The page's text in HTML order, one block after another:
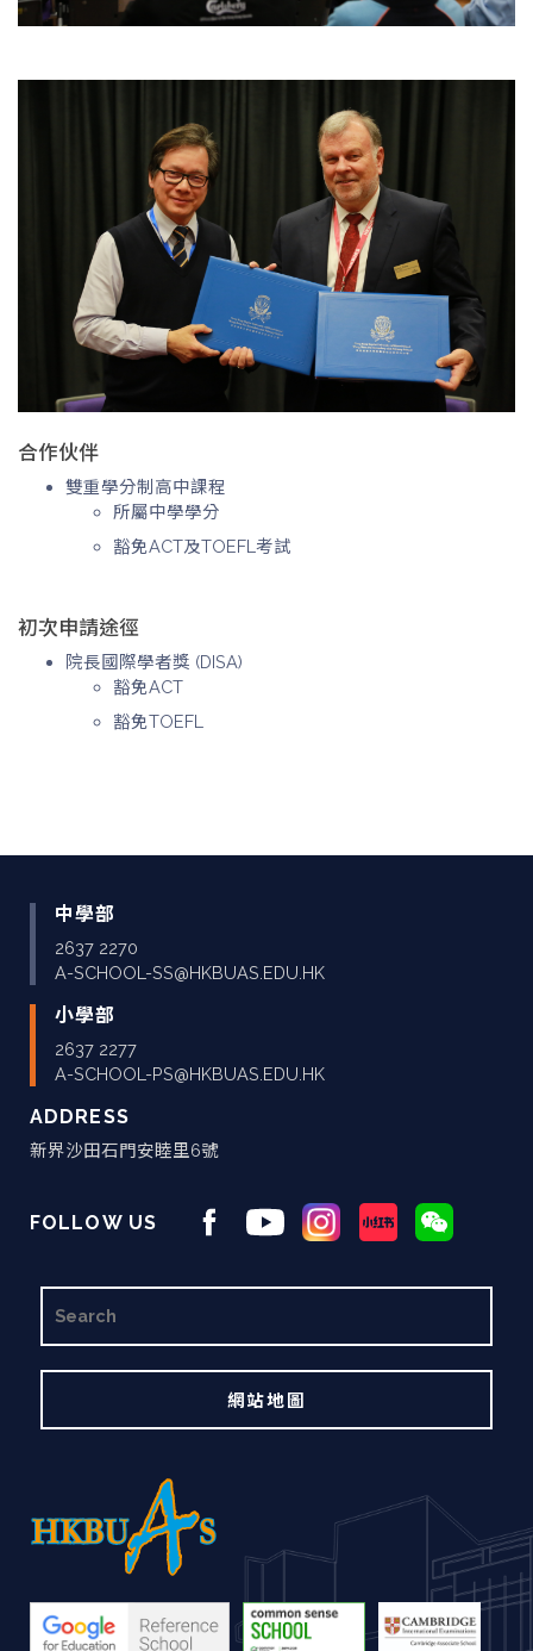
合作伙伴
雙重學分制高中課程
所屬中學學分
豁免ACT及TOEFL考試
初次申請途徑
院長國際學者獎 (DISA)
豁免ACT
豁免TOEFL
中學部
2637 2270
A-SCHOOL-SS@HKBUAS.EDU.HK
小學部
2637 2277
A-SCHOOL-PS@HKBUAS.EDU.HK
ADDRESS
新界沙田石門安睦里6號
FOLLOW US
尋
網站地圖